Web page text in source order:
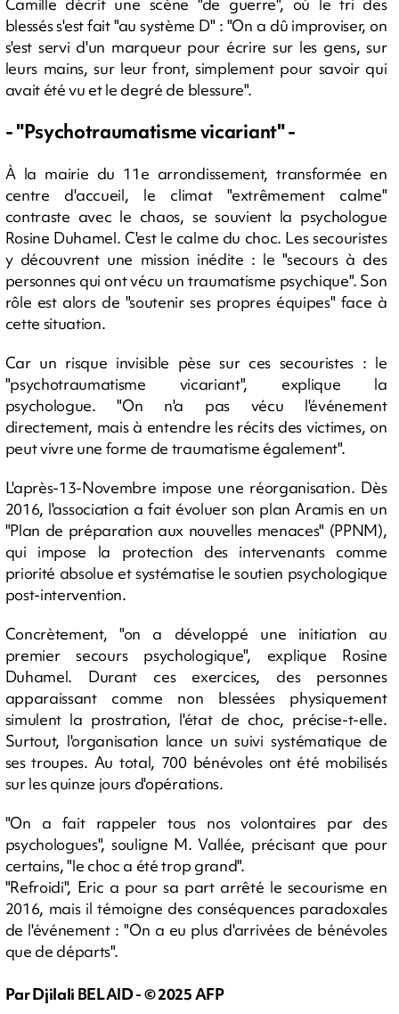
blessés s'est fait "au système D" : "On a dû improviser, on
s'est servi d'un marqueur pour écrire sur les gens, sur
leurs mains, sur leur front, simplement pour savoir qui
avait été vu et le degré de blessure".
- "Psychotraumatisme vicariant" -
À la mairie du 11e arrondissement, transformée en
centre d'accueil, le climat "extrêmement calme"
contraste avec le chaos, se souvient la psychologue
Rosine Duhamel. C'est le calme du choc. Les secouristes
y découvrent une mission inédite : le "secours à des
personnes qui ont vécu un traumatisme psychique". Son
rôle est alors de "soutenir ses propres équipes" face à
cette situation.
Car un risque invisible pèse sur ces secouristes : le
"psychotraumatisme vicariant", explique la
psychologue. "On n'a pas vécu l'événement
directement, mais à entendre les récits des victimes, on
peut vivre une forme de traumatisme également".
L'après-13-Novembre impose une réorganisation. Dès
2016, l'association a fait évoluer son plan Aramis en un
"Plan de préparation aux nouvelles menaces" (PPNM),
qui impose la protection des intervenants comme
priorité absolue et systématise le soutien psychologique
post-intervention.
Concrètement, "on a développé une initiation au
premier secours psychologique", explique Rosine
Duhamel. Durant ces exercices, des personnes
apparaissant comme non blessées physiquement
simulent la prostration, l'état de choc, précise-t-elle.
Surtout, l'organisation lance un suivi systématique de
ses troupes. Au total, 700 bénévoles ont été mobilisés
sur les quinze jours d'opérations.
"On a fait rappeler tous nos volontaires par des
psychologues", souligne M. Vallée, précisant que pour
certains, "le choc a été trop grand".
"Refroidi", Eric a pour sa part arrêté le secourisme en
2016, mais il témoigne des conséquences paradoxales
de l'événement : "On a eu plus d'arrivées de bénévoles
que de départs".
Par Djilali BELAID - © 2025 AFP